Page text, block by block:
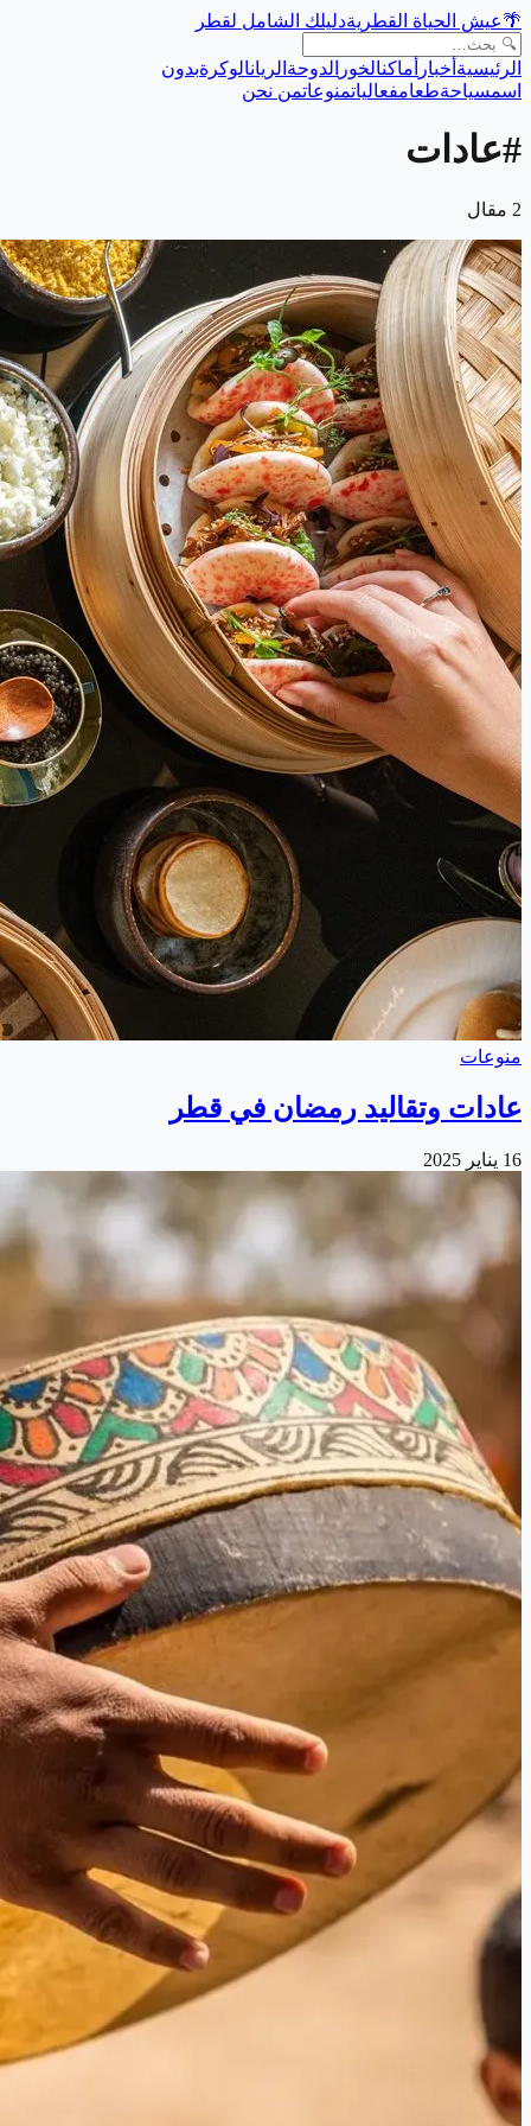
🌴عيش الحياة القطريةدليلك الشامل لقطر
الرئيسية أخبار أماكنالخور الدوحة الريانالوكرةبدون
اسمسياحةطعامفعالياتمنوعاتمن نحن
#عادات
2 مقال
منوعات
عادات وتقاليد رمضان في قطر
16 يناير 2025